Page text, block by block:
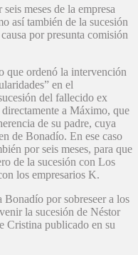
meses de la empresa
así también de la sucesión
por presunta comisión
que ordenó la intervención
en el
del fallecido ex
a Máximo, que
de su padre, cuya
de Bonadío. En ese caso
por seis meses, para que
de la sucesión con Los
los empresarios K.
Bonadío por sobreseer a los
la sucesión de Néstor
Cristina publicado en su